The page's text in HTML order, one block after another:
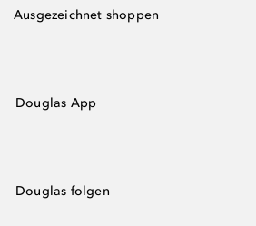
Ausgezeichnet shoppen
Douglas App
Douglas folgen